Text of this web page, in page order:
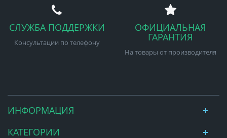
СЛУЖБА ПОДДЕРЖКИ
Консультации по телефону
ОФИЦИАЛЬНАЯ
ГАРАНТИЯ
На товары от производителя
ИНФОРМАЦИЯ
КАТЕГОРИИ